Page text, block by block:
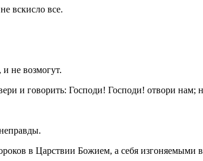
вскисло все.
не возмогут.
и говорить: Господи! Господи! отвори
в Царствии Божием, а себя изгоняемыми